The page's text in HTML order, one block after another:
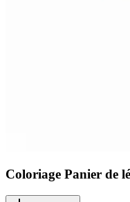
Coloriage Panier de